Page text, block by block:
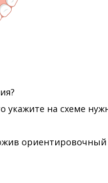
укажите на схеме